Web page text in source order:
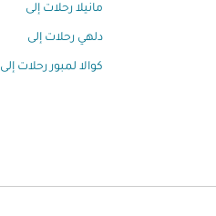
مانيلا رحلات إلى
دلهي رحلات إلى
كوالا لمبور رحلات إلى